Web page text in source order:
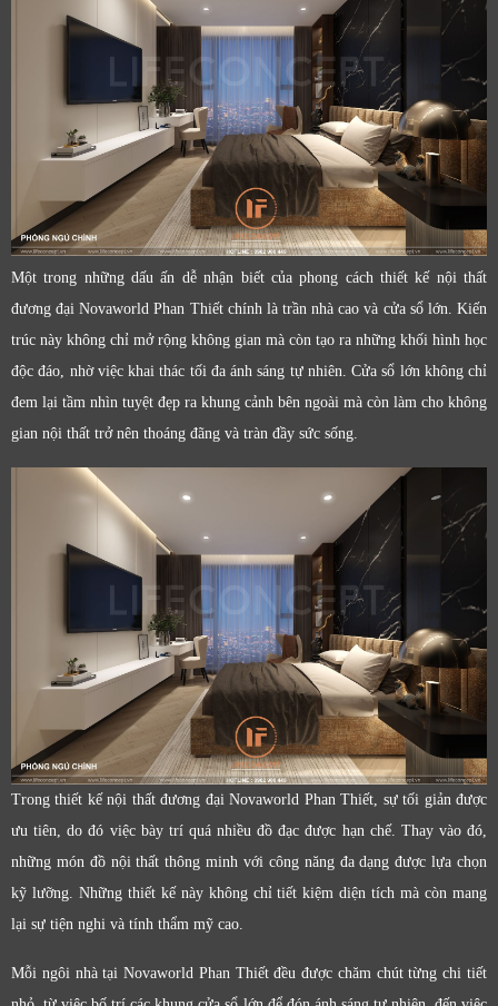
Một trong những dấu ấn dễ nhận biết của phong cách thiết kế nội thất
đương đại Novaworld Phan Thiết chính là trần nhà cao và cửa sổ lớn. Kiến
trúc này không chỉ mở rộng không gian mà còn tạo ra những khối hình học
độc đáo, nhờ việc khai thác tối đa ánh sáng tự nhiên. Cửa sổ lớn không chỉ
đem lại tầm nhìn tuyệt đẹp ra khung cảnh bên ngoài mà còn làm cho không
gian nội thất trở nên thoáng đãng và tràn đầy sức sống.
Trong thiết kế nội thất đương đại Novaworld Phan Thiết, sự tối giản được
ưu tiên, do đó việc bày trí quá nhiều đồ đạc được hạn chế. Thay vào đó,
những món đồ nội thất thông minh với công năng đa dạng được lựa chọn
kỹ lưỡng. Những thiết kế này không chỉ tiết kiệm diện tích mà còn mang
lại sự tiện nghi và tính thẩm mỹ cao.
Mỗi ngôi nhà tại Novaworld Phan Thiết đều được chăm chút từng chi tiết